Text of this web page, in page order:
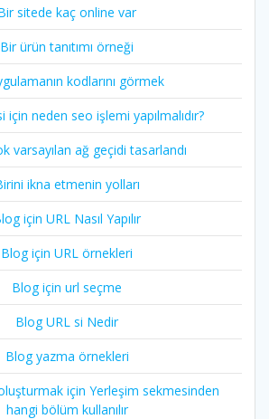
sitede kaç online var
Bir ürün tanıtımı örneği
kodlarını görmek
için neden seo işlemi yapılmalıdır?
varsayılan ağ geçidi tasarlandı
ikna etmenin yolları
için URL Nasıl Yapılır
Blog için URL örnekleri
Blog için url seçme
Blog URL si Nedir
Blog yazma örnekleri
için Yerleşim sekmesinden
hangi bölüm kullanılır